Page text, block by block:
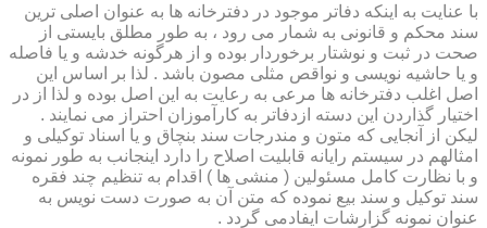
با عنایت به اینکه دفاتر موجود در دفترخانه ها به عنوان اصلی ترین
سند محکم و قانونی به شمار می رود ، به طور مطلق بایستی از
صحت در ثبت و نوشتار برخوردار بوده و از هرگونه خدشه و یا فاصله
و یا حاشیه نویسی و نواقص مثلی مصون باشد . لذا بر اساس این
اصل اغلب دفترخانه ها مرعی به رعایت به این اصل بوده و لذا از در
اختیار گذاردن این دسته ازدفاتر به کارآموزان احتراز می نمایند .
لیکن از آنجایی که متون و مندرجات سند بنچاق و یا اسناد توکیلی و
امثالهم در سیستم رایانه قابلیت اصلاح را دارد اینجانب به طور نمونه
و با نظارت کامل مسئولین ( منشی ها ) اقدام به تنظیم چند فقره
سند توکیل و سند بیع نموده که متن آن به صورت دست نویس به
عنوان نمونه گزارشات ایفادمی گردد .